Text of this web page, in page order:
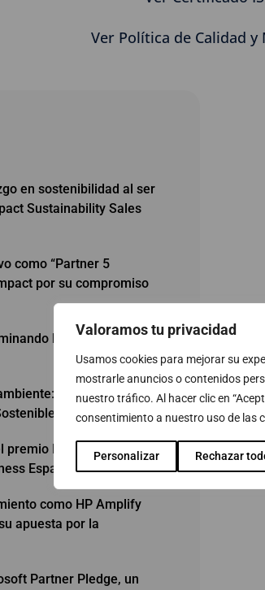
Valoramos tu privacidad
Usamos cookies para mejorar su
mostrarle anuncios o contenidos
nuestro tráfico. Al hacer clic en
consentimiento a nuestro uso de las
Personalizar Rechazar
Ver Política de Calidad
en sostenibilidad al ser
Sustainability Sales
como “Partner 5
por su compromiso
hacia un futuro
El Compromiso
HP Amplify™
España
como HP Amplify
apuesta por la
Partner Pledge, un